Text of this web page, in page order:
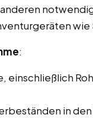
wie
:
einschließlich
in